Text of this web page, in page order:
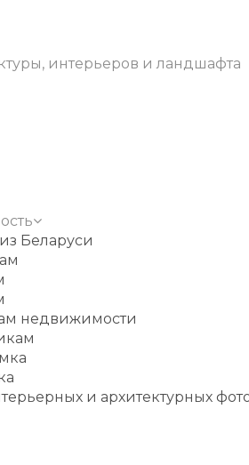
интерьеров и ландшафта
Беларуси
недвижимости
и архитектурных